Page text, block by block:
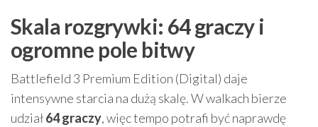
Skala rozgrywki: 64 graczy i
ogromne pole bitwy
Battlefield 3 Premium Edition (Digital) daje
intensywne starcia na dużą skalę. W walkach bierze
udział64 graczy, więc tempo potrafi być naprawdę